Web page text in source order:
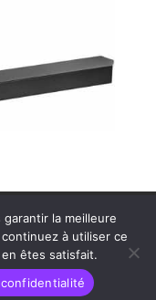
de site
légales
2025
la meilleure
à utiliser ce
êtes satisfait.